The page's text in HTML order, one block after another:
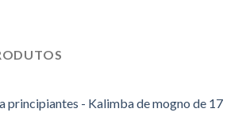
principiantes - Kalimba de mogno de 17